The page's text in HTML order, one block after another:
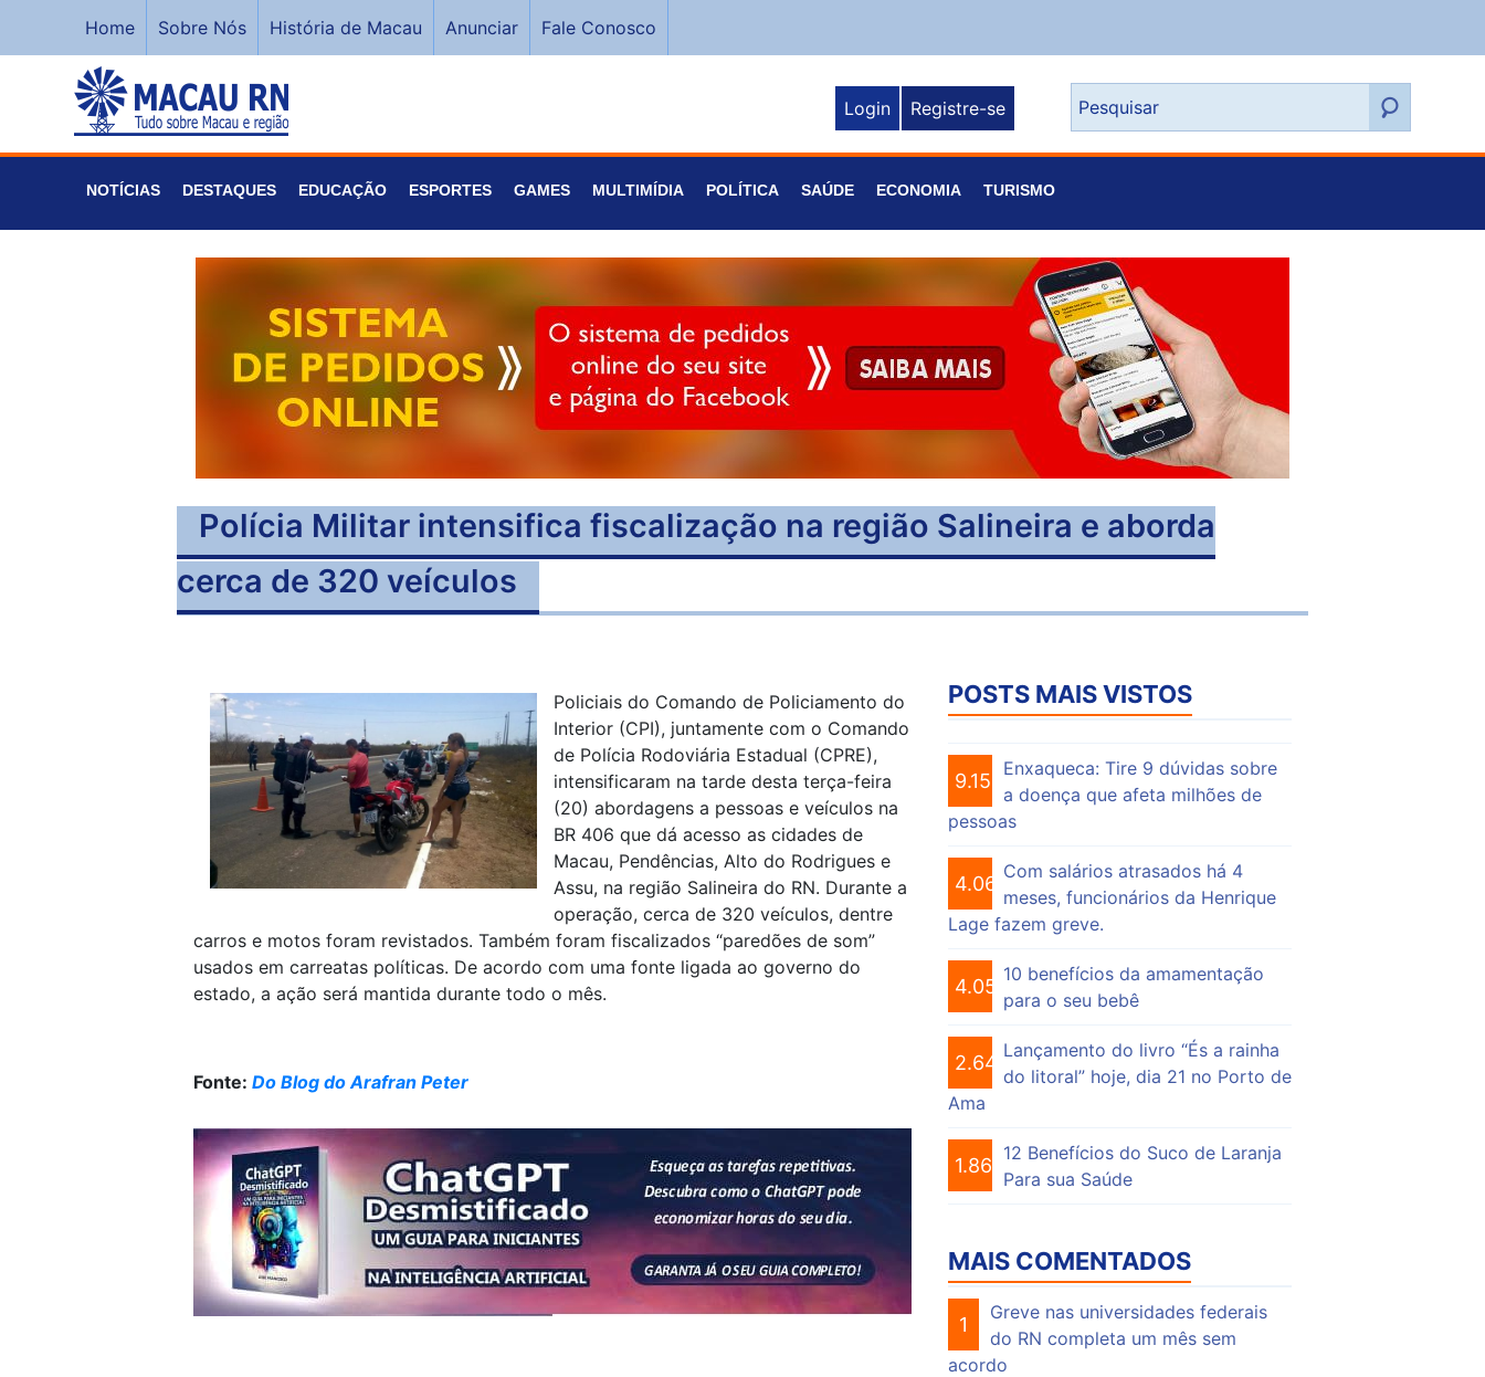
Home Sobre Nós História de Macau Anunciar Fale Conosco
Login Registre-se
NOTÍCIAS DESTAQUES EDUCAÇÃO ESPORTES GAMES MULTIMÍDIA POLÍTICA SAÚDE ECONOMIA TURISMO
Polícia Militar intensifica fiscalização na região Salineira e aborda
cerca de 320 veículos
Policiais do Comando de Policiamento do
Interior (CPI), juntamente com o Comando
de Polícia Rodoviária Estadual (CPRE),
intensificaram na tarde desta terça-feira
(20) abordagens a pessoas e veículos na
BR 406 que dá acesso as cidades de
Macau, Pendências, Alto do Rodrigues e
Assu, na região Salineira do RN. Durante a
operação, cerca de 320 veículos, dentre
carros e motos foram revistados. Também foram fiscalizados “paredões de som”
usados em carreatas políticas. De acordo com uma fonte ligada ao governo do
estado, a ação será mantida durante todo o mês.
Fonte: Do Blog do Arafran Peter
POSTS MAIS VISTOS
9.151
Enxaqueca: Tire 9 dúvidas sobre
a doença que afeta milhões de
pessoas
4.069
Com salários atrasados há 4
meses, funcionários da Henrique
Lage fazem greve.
4.053
10 benefícios da amamentação
para o seu bebê
2.644
Lançamento do livro “És a rainha
do litoral” hoje, dia 21 no Porto de
Ama
1.861
12 Benefícios do Suco de Laranja
Para sua Saúde
MAIS COMENTADOS
1
Greve nas universidades federais
do RN completa um mês sem
acordo